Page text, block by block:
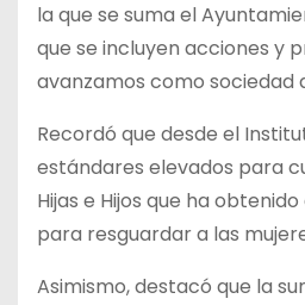
la que se suma el
que se incluyen acciones y
avanzamos como sociedad
Recordó que desde el
estándares elevados para
Hijas e Hijos que ha
para resguardar a las
Asimismo, destacó que la